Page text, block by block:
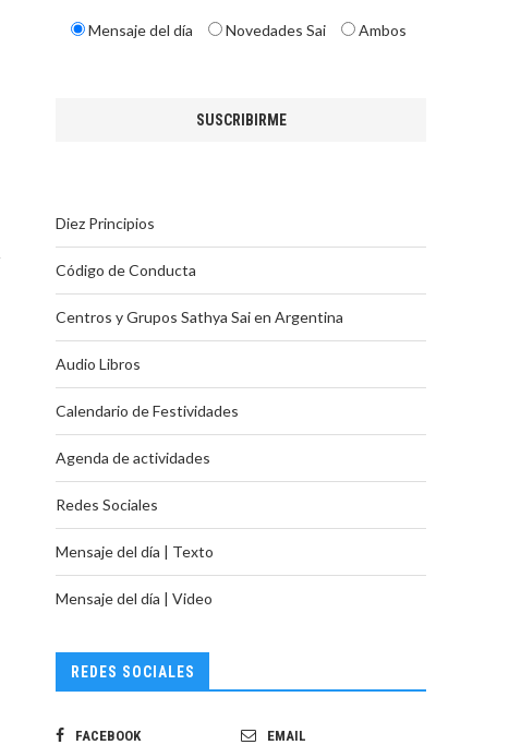
Mensaje del día Novedades Sai Ambos
Diez Principios
Código de Conducta
Centros y Grupos Sathya Sai en Argentina
Audio Libros
Calendario de Festividades
Agenda de actividades
Redes Sociales
Mensaje del día | Texto
Mensaje del día | Video
REDES SOCIALES
FACEBOOK EMAIL